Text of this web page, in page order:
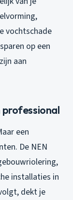
vochtschade
op een
aan
professional
een
De NEN
installaties in
dekt je